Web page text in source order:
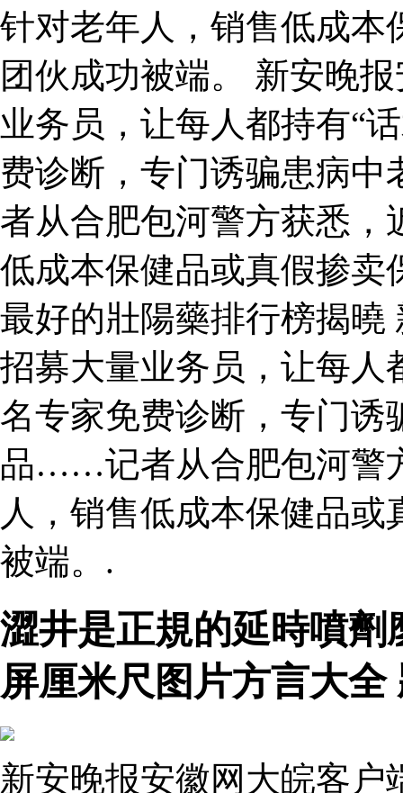
针对老年人，销售低成本
团伙成功被端。 新安晚
业务员，让每人都持有“
费诊断，专门诱骗患病
者从合肥包河警方获悉，
低成本保健品或真假掺卖
最好的壯陽藥排行榜揭曉
招募大量业务员，让每人
名专家免费诊断，专门诱
品……记者从合肥包河警
人，销售低成本保健品
被端。.
澀井是正規的延時噴
屏厘米尺图片方言大全
新安晚报安徽网大皖客